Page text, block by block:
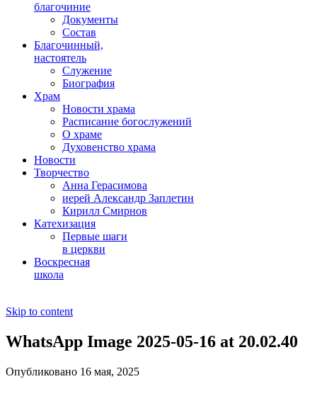
благочиние
Документы
Состав
Благочинный,
настоятель
Служение
Биография
Храм
Новости храма
Расписание богослужений
О храме
Духовенство храма
Новости
Творчество
Анна Герасимова
иерей Александр Заплетин
Кирилл Смирнов
Катехизация
Первые шаги
в церкви
Воскресная
школа
Skip to content
WhatsApp Image 2025-05-16 at 20.02.40
Опубликовано 16 мая, 2025